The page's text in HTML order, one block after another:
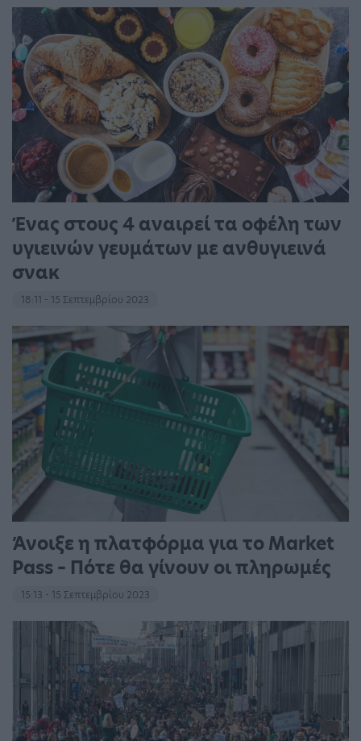
Ένας στους 4 αναιρεί τα οφέλη των
υγιεινών γευμάτων με ανθυγιεινά
σνακ
18:11 - 15 Σεπτεμβρίου 2023
Άνοιξε η πλατφόρμα για το Market
Pass – Πότε θα γίνουν οι πληρωμές
15:13 - 15 Σεπτεμβρίου 2023